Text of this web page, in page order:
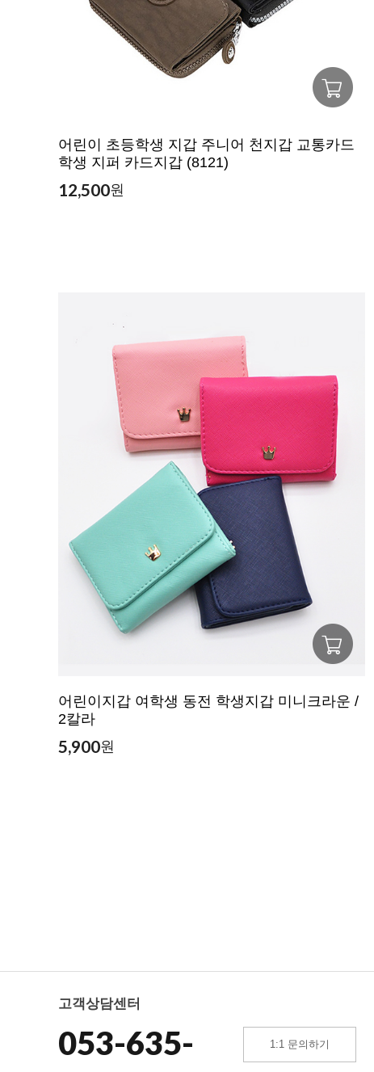
어린이 초등학생 지갑 주니어 천지갑 교통카드
학생 지퍼 카드지갑 (8121)
12,500원
어린이지갑 여학생 동전 학생지갑 미니크라운 /
2칼라
5,900원
고객상담센터
053-635-
1:1 문의하기